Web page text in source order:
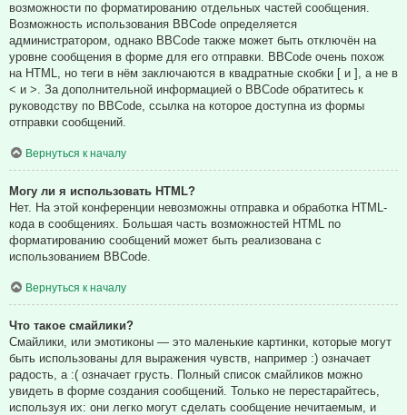
возможности по форматированию отдельных частей сообщения.
Возможность использования BBCode определяется
администратором, однако BBCode также может быть отключён на
уровне сообщения в форме для его отправки. BBCode очень похож
на HTML, но теги в нём заключаются в квадратные скобки [ и ], а не в
< и >. За дополнительной информацией о BBCode обратитесь к
руководству по BBCode, ссылка на которое доступна из формы
отправки сообщений.
Вернуться к началу
Могу ли я использовать HTML?
Нет. На этой конференции невозможны отправка и обработка HTML-
кода в сообщениях. Большая часть возможностей HTML по
форматированию сообщений может быть реализована с
использованием BBCode.
Вернуться к началу
Что такое смайлики?
Смайлики, или эмотиконы — это маленькие картинки, которые могут
быть использованы для выражения чувств, например :) означает
радость, а :( означает грусть. Полный список смайликов можно
увидеть в форме создания сообщений. Только не перестарайтесь,
используя их: они легко могут сделать сообщение нечитаемым, и